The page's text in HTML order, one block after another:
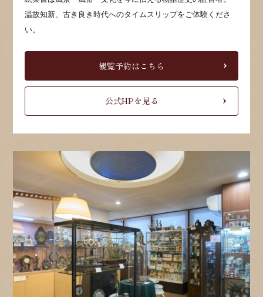
温故知新、古き良き時代へのタイムスリップをご体験くださ
い。
観覧予約はこちら
公式HPを見る